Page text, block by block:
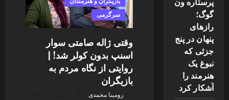
سرگرمی
وقتی ژاله صامتی سوار
اسنپ بدون کولر شد! |
روایتی از نگاه مردم به
بازیگران
رومینا محمدی
گوگ؛
رازهای
پنهان در پنج
جزئی که
نبوغ یک
هنرمند را
آشکار کرد